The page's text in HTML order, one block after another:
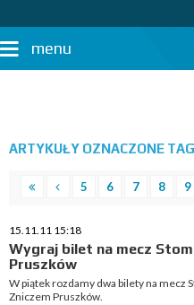
menu
ARTYKUŁY OZNACZONE
5 6 7 8 9
15.11.11 15:18
Wygraj bilet na mecz
Pruszków
W piątek rozdamy dwa bilety na mecz
Zniczem Pruszków.